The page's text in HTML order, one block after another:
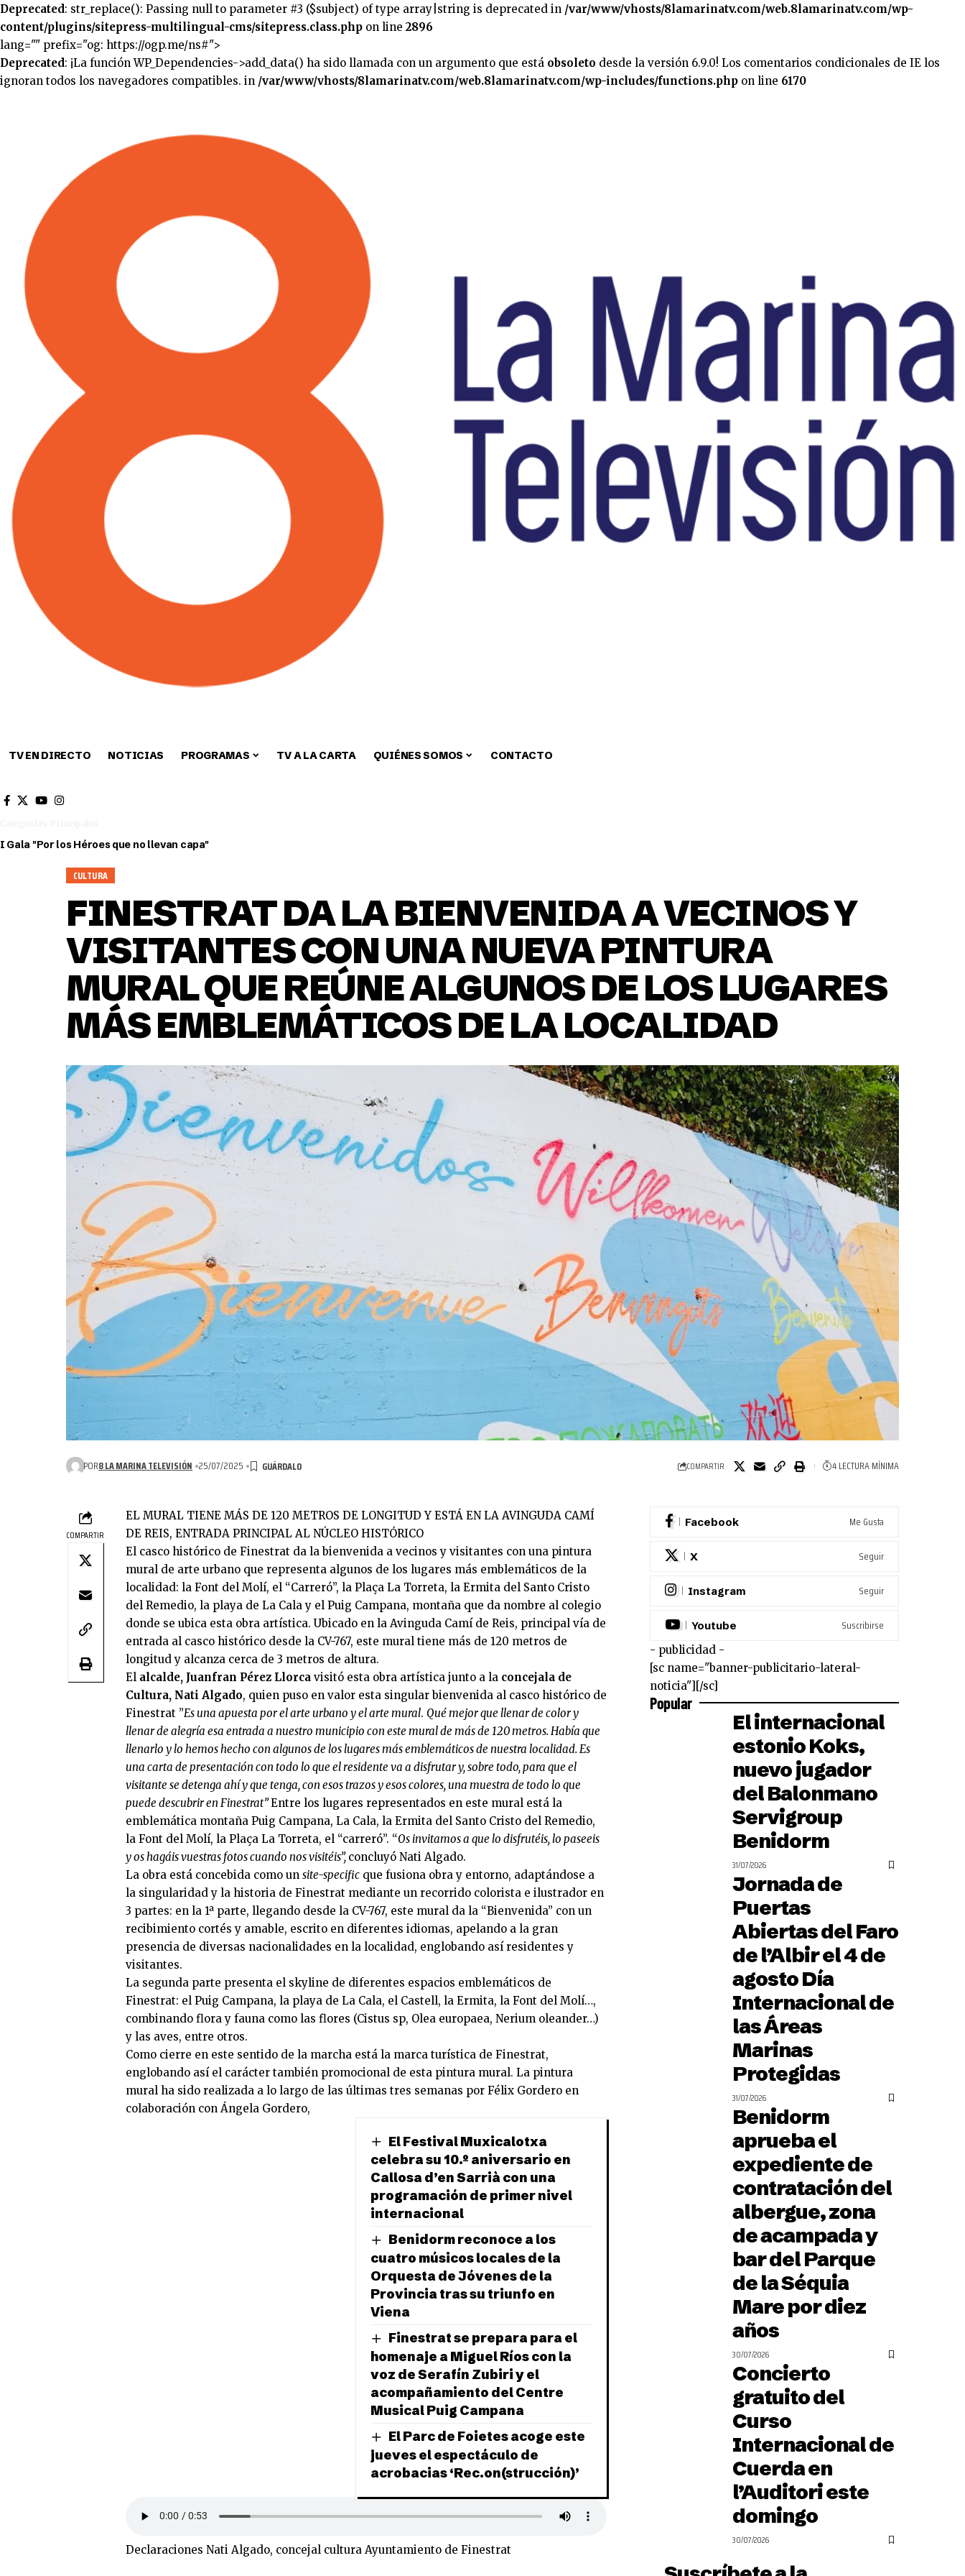
Deprecated: str_replace(): Passing null to parameter #3 ($subject) of type array|string is deprecated in /var/www/vhosts/8lamarinatv.com/web.8lamarinatv.com/wp-
content/plugins/sitepress-multilingual-cms/sitepress.class.php on line 2896
lang="" prefix="og: https://ogp.me/ns#">
Deprecated: ¡La función WP_Dependencies->add_data() ha sido llamada con un argumento que está obsoleto desde la versión 6.9.0! Los comentarios condicionales de IE los
ignoran todos los navegadores compatibles. in /var/www/vhosts/8lamarinatv.com/web.8lamarinatv.com/wp-includes/functions.php on line 6170
TV EN DIRECTO NOTICIAS PROGRAMAS TV A LA CARTA QUIÉNES SOMOS CONTACTO
I Gala "Por los Héroes que no llevan capa"
CULTURA
FINESTRAT DA LA BIENVENIDA A VECINOS Y
VISITANTES CON UNA NUEVA PINTURA
MURAL QUE REÚNE ALGUNOS DE LOS LUGARES
MÁS EMBLEMÁTICOS DE LA LOCALIDAD
POR8 LA MARINA TELEVISIÓN 25/07/2025 COMPARTIR 4 LECTURA MÍNIMA
COMPARTIR
EL MURAL TIENE MÁS DE 120 METROS DE LONGITUD Y ESTÁ EN LA AVINGUDA CAMÍ
DE REIS, ENTRADA PRINCIPAL AL NÚCLEO HISTÓRICO
El casco histórico de Finestrat da la bienvenida a vecinos y visitantes con una pintura
mural de arte urbano que representa algunos de los lugares más emblemáticos de la
localidad: la Font del Molí, el “Carreró”, la Plaça La Torreta, la Ermita del Santo Cristo
del Remedio, la playa de La Cala y el Puig Campana, montaña que da nombre al colegio
donde se ubica esta obra artística. Ubicado en la Avinguda Camí de Reis, principal vía de
entrada al casco histórico desde la CV-767, este mural tiene más de 120 metros de
longitud y alcanza cerca de 3 metros de altura.
El alcalde, Juanfran Pérez Llorca visitó esta obra artística junto a la concejala de
Cultura, Nati Algado, quien puso en valor esta singular bienvenida al casco histórico de
Finestrat ”Es una apuesta por el arte urbano y el arte mural. Qué mejor que llenar de color y
llenar de alegría esa entrada a nuestro municipio con este mural de más de 120 metros. Había que
llenarlo y lo hemos hecho con algunos de los lugares más emblemáticos de nuestra localidad. Es
una carta de presentación con todo lo que el residente va a disfrutar y, sobre todo, para que el
visitante se detenga ahí y que tenga, con esos trazos y esos colores, una muestra de todo lo que
puede descubrir en Finestrat”Entre los lugares representados en este mural está la
emblemática montaña Puig Campana, La Cala, la Ermita del Santo Cristo del Remedio,
la Font del Molí, la Plaça La Torreta, el “carreró”. “Os invitamos a que lo disfrutéis, lo paseeis
y os hagáis vuestras fotos cuando nos visitéis”, concluyó Nati Algado.
La obra está concebida como un site-specific que fusiona obra y entorno, adaptándose a
la singularidad y la historia de Finestrat mediante un recorrido colorista e ilustrador en
3 partes: en la 1ª parte, llegando desde la CV-767, este mural da la “Bienvenida” con un
recibimiento cortés y amable, escrito en diferentes idiomas, apelando a la gran
presencia de diversas nacionalidades en la localidad, englobando así residentes y
visitantes.
La segunda parte presenta el skyline de diferentes espacios emblemáticos de
Finestrat: el Puig Campana, la playa de La Cala, el Castell, la Ermita, la Font del Molí…,
combinando flora y fauna como las flores (Cistus sp, Olea europaea, Nerium oleander…)
y las aves, entre otros.
Como cierre en este sentido de la marcha está la marca turística de Finestrat,
englobando así el carácter también promocional de esta pintura mural. La pintura
mural ha sido realizada a lo largo de las últimas tres semanas por Félix Gordero en
colaboración con Ángela Gordero,
El Festival Muxicalotxa
celebra su 10.º aniversario en
Callosa d’en Sarrià con una
programación de primer nivel
internacional
Benidorm reconoce a los
cuatro músicos locales de la
Orquesta de Jóvenes de la
Provincia tras su triunfo en
Viena
Finestrat se prepara para el
homenaje a Miguel Ríos con la
voz de Serafín Zubiri y el
acompañamiento del Centre
Musical Puig Campana
El Parc de Foietes acoge este
jueves el espectáculo de
acrobacias ‘Rec.on(strucción)’
Declaraciones Nati Algado, concejal cultura Ayuntamiento de Finestrat
Facebook Me Gusta
X Seguir
Instagram Seguir
Youtube Suscribirse
- publicidad -
[sc name="banner-publicitario-lateral-
noticia"][/sc]
Popular
El internacional
estonio Koks,
nuevo jugador
del Balonmano
Servigroup
Benidorm
31/07/2026
Jornada de
Puertas
Abiertas del Faro
de l’Albir el 4 de
agosto Día
Internacional de
las Áreas
Marinas
Protegidas
31/07/2026
Benidorm
aprueba el
expediente de
contratación del
albergue, zona
de acampada y
bar del Parque
de la Séquia
Mare por diez
años
30/07/2026
Concierto
gratuito del
Curso
Internacional de
Cuerda en
l’Auditori este
domingo
30/07/2026